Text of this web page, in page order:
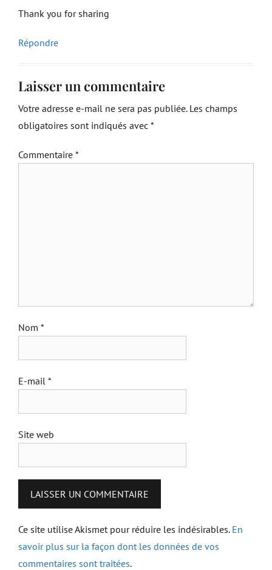
Thank you for sharing
Répondre
Laisser un commentaire
Votre adresse e-mail ne sera pas publiée. Les champs
obligatoires sont indiqués avec *
Commentaire *
Nom *
E-mail *
Site web
Ce site utilise Akismet pour réduire les indésirables. En
savoir plus sur la façon dont les données de vos
commentaires sont traitées.